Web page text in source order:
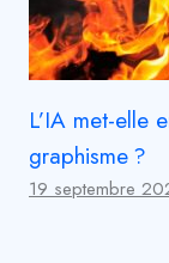
L’IA met-elle
graphisme ?
19 septembre